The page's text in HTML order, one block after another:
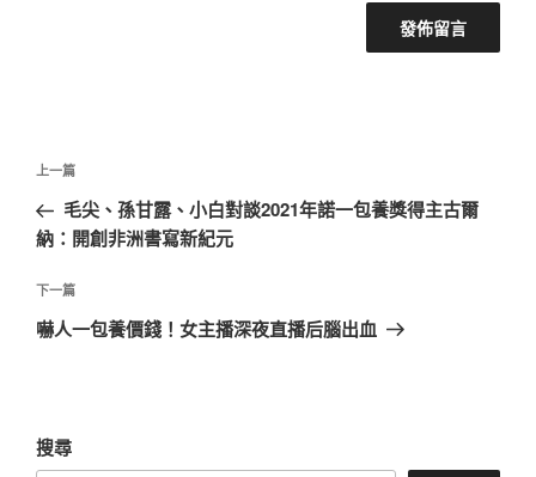
文
導
覽
上
一
篇
章
上一篇
毛尖、孫甘露、小白對談2021年諾一包養獎得主古爾
納：開創非洲書寫新紀元
下
一
下一篇
嚇人一包養價錢！女主播深夜直播后腦出血
搜尋